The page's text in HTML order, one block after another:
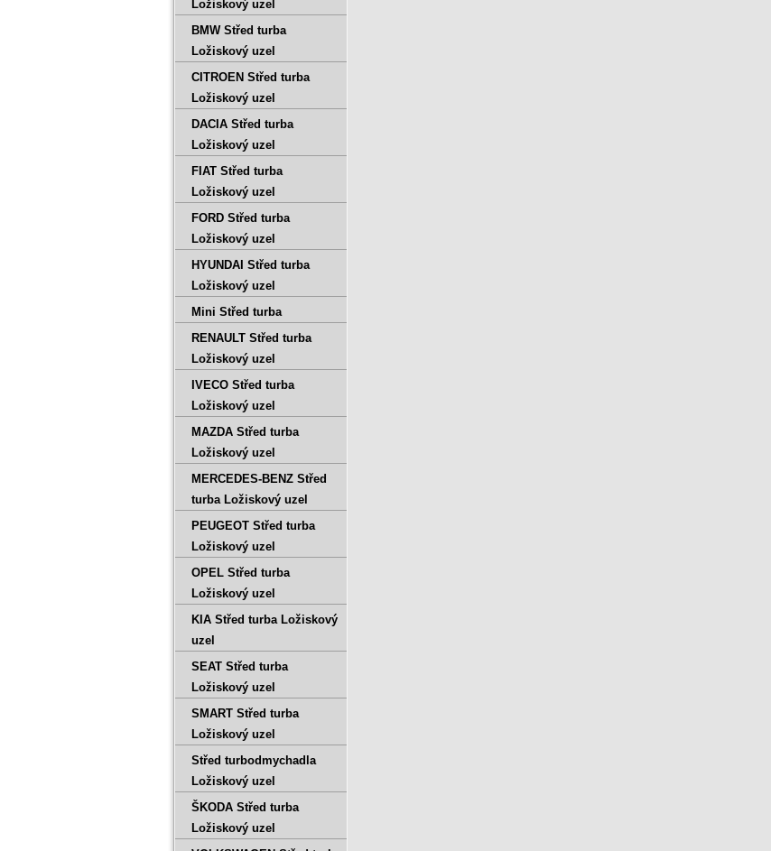
Ložiskový uzel
BMW Střed turba
Ložiskový uzel
CITROEN Střed turba
Ložiskový uzel
DACIA Střed turba
Ložiskový uzel
FIAT Střed turba
Ložiskový uzel
FORD Střed turba
Ložiskový uzel
HYUNDAI Střed turba
Ložiskový uzel
Mini Střed turba
RENAULT Střed turba
Ložiskový uzel
IVECO Střed turba
Ložiskový uzel
MAZDA Střed turba
Ložiskový uzel
MERCEDES-BENZ Střed
turba Ložiskový uzel
PEUGEOT Střed turba
Ložiskový uzel
OPEL Střed turba
Ložiskový uzel
KIA Střed turba Ložiskový
uzel
SEAT Střed turba
Ložiskový uzel
SMART Střed turba
Ložiskový uzel
Střed turbodmychadla
Ložiskový uzel
ŠKODA Střed turba
Ložiskový uzel